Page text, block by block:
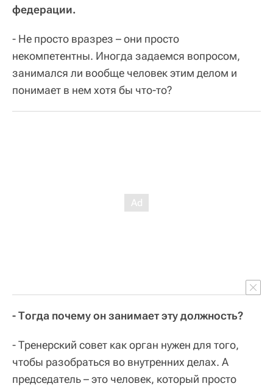
федерации.
- Не просто вразрез – они просто
некомпетентны. Иногда задаемся вопросом,
занимался ли вообще человек этим делом и
понимает в нем хотя бы что-то?
- Тогда почему он занимает эту должность?
- Тренерский совет как орган нужен для того,
чтобы разобраться во внутренних делах. А
председатель – это человек, который просто